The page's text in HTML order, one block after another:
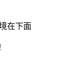
在下面